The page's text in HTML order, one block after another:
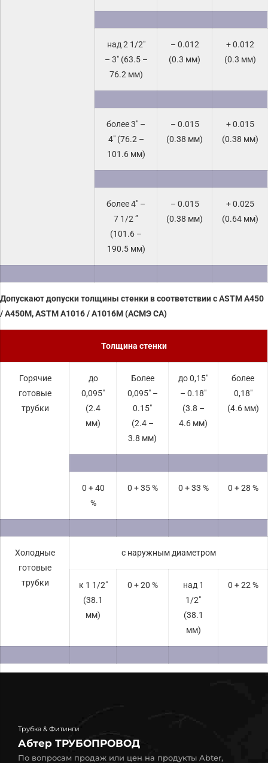
над 2 1/2″
– 3″ (63.5 –
76.2 мм)
– 0.012
(0.3 мм)
+ 0.012
(0.3 мм)
более 3″ –
4″ (76.2 –
101.6 мм)
– 0.015
(0.38 мм)
+ 0.015
(0.38 мм)
более 4″ –
7 1/2 ”
(101.6 –
190.5 мм)
– 0.015
(0.38 мм)
+ 0.025
(0.64 мм)
Допускают допуски толщины стенки в соответствии с ASTM A450
/ A450M, ASTM A1016 / A1016M (АСМЭ СА)
Толщина стенки
Горячие
готовые
трубки
до
0,095″
(2.4
мм)
Более
0,095″ –
0.15″
(2.4 –
3.8 мм)
до 0,15″
– 0.18″
(3.8 –
4.6 мм)
более
0,18″
(4.6 мм)
0 + 40
%
0 + 35 % 0 + 33 % 0 + 28 %
Холодные
готовые
трубки
с наружным диаметром
к 1 1/2″
(38.1
мм)
0 + 20 %
над 1
1/2″
(38.1
мм)
0 + 22 %
Трубка & Фитинги
Абтер ТРУБОПРОВОД
По вопросам продаж или цен на продукты Abter,